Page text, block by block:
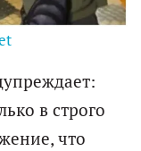
в строго
что